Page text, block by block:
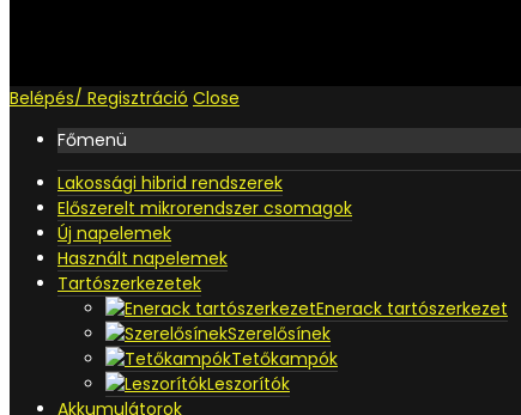
Belépés/ Regisztráció Close
Főmenü
Lakossági hibrid rendszerek
Előszerelt mikrorendszer csomagok
Új napelemek
Használt napelemek
Tartószerkezetek
Enerack tartószerkezet
Szerelősínek
Tetőkampók
Leszorítók
Akkumulátorok